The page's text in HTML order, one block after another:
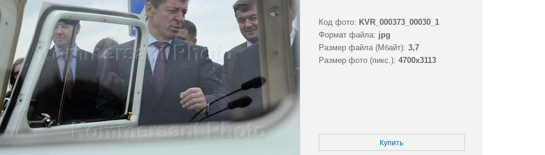
Код фото: KVR_000373_00030_1
Формат файла: jpg
Размер файла (Мбайт): 3,7
Размер фото (пикс.): 4700x3113
Купить